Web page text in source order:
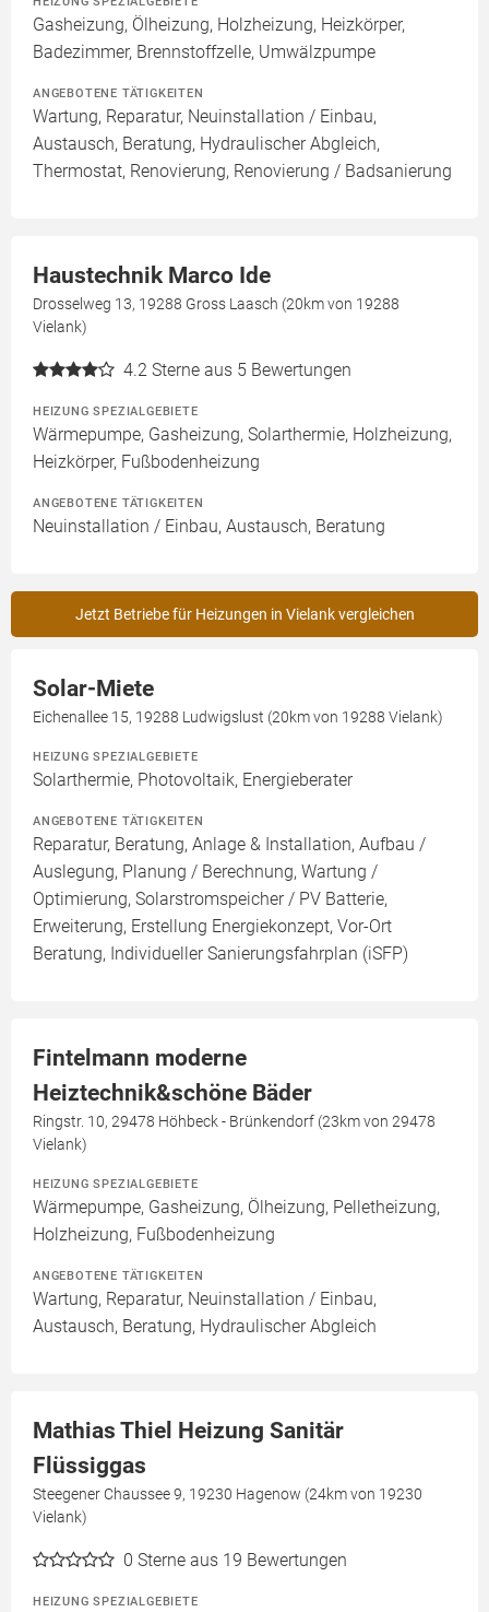
Gasheizung, Ölheizung, Holzheizung, Heizkörper,
Badezimmer, Brennstoffzelle, Umwälzpumpe
ANGEBOTENE TÄTIGKEITEN
Wartung, Reparatur, Neuinstallation / Einbau,
Austausch, Beratung, Hydraulischer Abgleich,
Thermostat, Renovierung, Renovierung / Badsanierung
Haustechnik Marco Ide
Drosselweg 13, 19288 Gross Laasch (20km von 19288
Vielank)
4.2 Sterne aus 5 Bewertungen
HEIZUNG SPEZIALGEBIETE
Wärmepumpe, Gasheizung, Solarthermie, Holzheizung,
Heizkörper, Fußbodenheizung
ANGEBOTENE TÄTIGKEITEN
Neuinstallation / Einbau, Austausch, Beratung
Jetzt Betriebe für Heizungen in Vielank vergleichen
Solar-Miete
Eichenallee 15, 19288 Ludwigslust (20km von 19288 Vielank)
HEIZUNG SPEZIALGEBIETE
Solarthermie, Photovoltaik, Energieberater
ANGEBOTENE TÄTIGKEITEN
Reparatur, Beratung, Anlage & Installation, Aufbau /
Auslegung, Planung / Berechnung, Wartung /
Optimierung, Solarstromspeicher / PV Batterie,
Erweiterung, Erstellung Energiekonzept, Vor-Ort
Beratung, Individueller Sanierungsfahrplan (iSFP)
Fintelmann moderne
Heiztechnik&schöne Bäder
Ringstr. 10, 29478 Höhbeck - Brünkendorf (23km von 29478
Vielank)
HEIZUNG SPEZIALGEBIETE
Wärmepumpe, Gasheizung, Ölheizung, Pelletheizung,
Holzheizung, Fußbodenheizung
ANGEBOTENE TÄTIGKEITEN
Wartung, Reparatur, Neuinstallation / Einbau,
Austausch, Beratung, Hydraulischer Abgleich
Mathias Thiel Heizung Sanitär
Flüssiggas
Steegener Chaussee 9, 19230 Hagenow (24km von 19230
Vielank)
0 Sterne aus 19 Bewertungen
HEIZUNG SPEZIALGEBIETE